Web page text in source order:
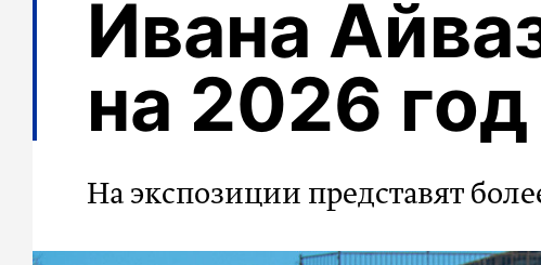
Ивана
на 2026 год
На экспозиции представят